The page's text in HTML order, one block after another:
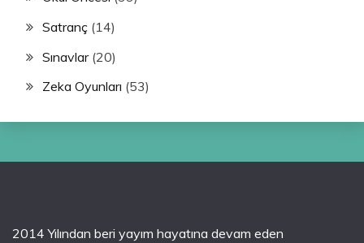
Satranç (14)
Sınavlar(20)
Zeka Oyunları (53)
2014 Yılından beri yayım hayatına devam eden